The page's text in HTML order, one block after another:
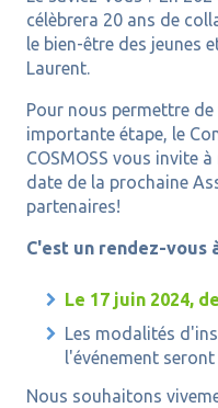
célèbrera 20 ans de
le bien-être des jeunes
Laurent.
Pour nous permettre
importante étape, le
COSMOSS vous invite
date de la prochaine
partenaires!
C'est un rendez-vous
Le 17 juin 2024,
Les modalités
l'événement
Nous souhaitons